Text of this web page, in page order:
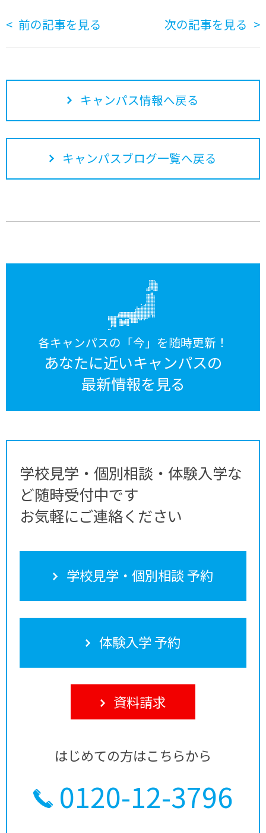
前の記事を見る 次の記事を見る
キャンパス情報へ戻る
キャンパスブログ一覧へ戻る
各キャンパスの「今」を随時更新！
あなたに近いキャンパスの
最新情報を見る
学校見学・個別相談・体験入学な
ど随時受付中です
お気軽にご連絡ください
学校見学・個別相談 予約
体験入学 予約
資料請求
はじめての方はこちらから
0120-12-3796